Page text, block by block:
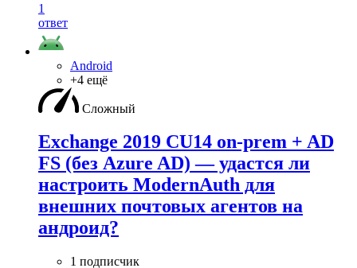
1
ответ
Android
+4 ещё
Сложный
Exchange 2019 CU14 on-prem + AD
FS (без Azure AD) — удаcтся ли
настроить ModernAuth для
внешних почтовых агентов на
андроид?
1 подписчик